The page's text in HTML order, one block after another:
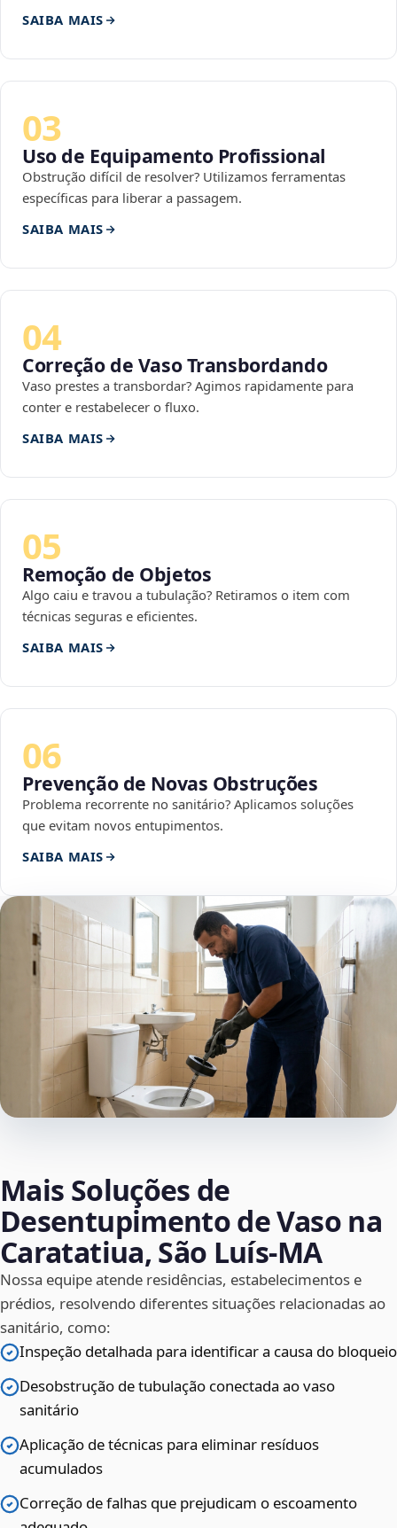
SAIBA MAIS
03
Uso de Equipamento Profissional
Obstrução difícil de resolver? Utilizamos ferramentas
específicas para liberar a passagem.
SAIBA MAIS
04
Correção de Vaso Transbordando
Vaso prestes a transbordar? Agimos rapidamente para
conter e restabelecer o fluxo.
SAIBA MAIS
05
Remoção de Objetos
Algo caiu e travou a tubulação? Retiramos o item com
técnicas seguras e eficientes.
SAIBA MAIS
06
Prevenção de Novas Obstruções
Problema recorrente no sanitário? Aplicamos soluções
que evitam novos entupimentos.
SAIBA MAIS
Mais Soluções de
Desentupimento de Vaso na
Caratatiua, São Luís‑MA
Nossa equipe atende residências, estabelecimentos e
prédios, resolvendo diferentes situações relacionadas ao
sanitário, como:
Inspeção detalhada para identificar a causa do bloqueio
Desobstrução de tubulação conectada ao vaso
sanitário
Aplicação de técnicas para eliminar resíduos
acumulados
Correção de falhas que prejudicam o escoamento